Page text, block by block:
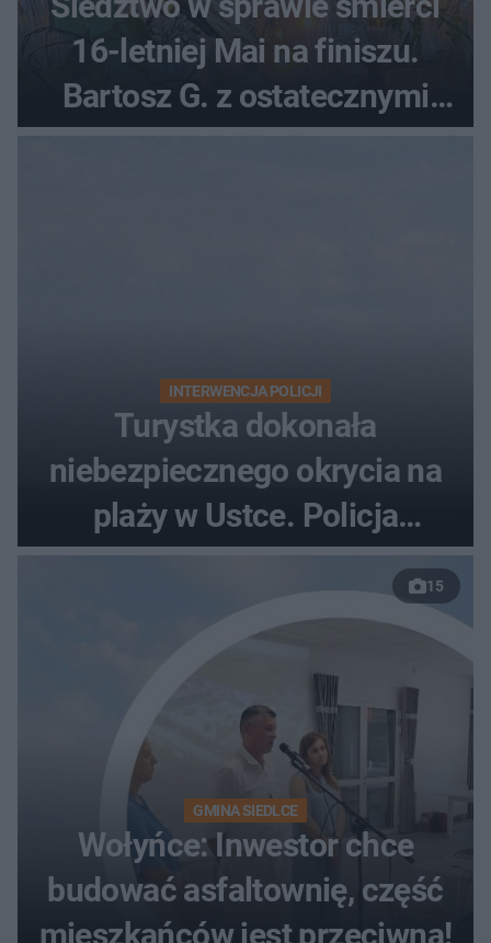
16-letniej Mai na finiszu.
Bartosz G. z ostatecznymi
zarzutami
INTERWENCJA POLICJI
Turystka dokonała
niebezpiecznego okrycia na
plaży w Ustce. Policja
musiała zamknąć odcinek
15
GMINA SIEDLCE
Wołyńce: Inwestor chce
budować asfaltownię, część
mieszkańców jest przeciwna!